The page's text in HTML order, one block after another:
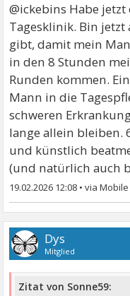
@ickebins Habe
Tagesklinik. Bin jetzt
gibt, damit mein
in den 8 Stunden
Runden kommen.
Mann in die
schweren
lange allein bleiben.
und künstlich
(und natürlich auch
19.02.2026 12:08 •
Dys
Mitglied
Zitat von Sonne59: